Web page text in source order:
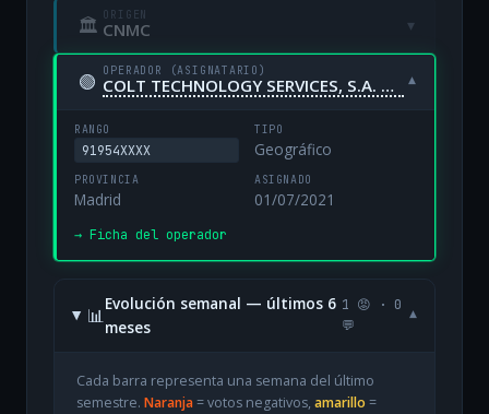
🏛 ORIGEN
CNMC ▾
🟢 OPERADOR (ASIGNATARIO)
COLT TECHNOLOGY SERVICES, S.A. UNIPERSONAL ▾
RANGO
91954XXXX
TIPO
Geográfico
PROVINCIA
Madrid
ASIGNADO
01/07/2021
→ Ficha del operador
📊
Evolución semanal — últimos 6
meses
1 😡 · 0
💬
▾
Cada barra representa una semana del último
semestre. Naranja= votos negativos, amarillo =